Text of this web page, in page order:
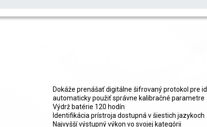
Dokáže prenášať digitálne šifrovaný protokol pre
automaticky použiť správne kalibračné parametre
Výdrž batérie 120 hodín
Identifikácia prístroja dostupná v šiestich jazykoch
Najvyšší výstupný výkon vo svojej kategórii